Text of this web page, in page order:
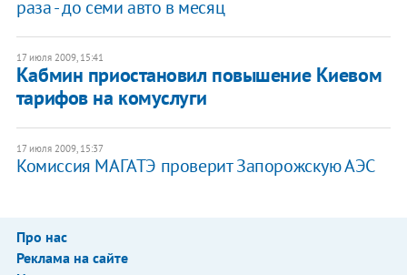
раза - до семи авто в месяц
17 июля 2009, 15:41
Кабмин приостановил повышение Киевом
тарифов на комуслуги
17 июля 2009, 15:37
Комиссия МАГАТЭ проверит Запорожскую АЭС
Про нас
Реклама на сайте